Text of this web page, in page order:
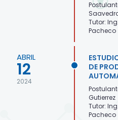
Tutor:
Pacheco
ABRIL
12
2024
DE
Gutierrez
Tutor:
Pacheco